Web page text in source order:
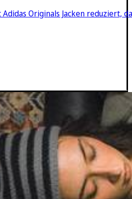
Originals Jacken reduziert,